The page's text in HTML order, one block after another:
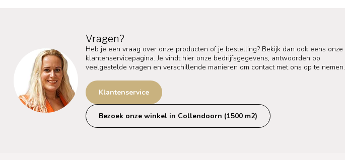
Vragen?
Heb je een vraag over onze producten of je bestelling? Bekijk dan ook eens onze
klantenservicepagina. Je vindt hier onze bedrijfsgegevens, antwoorden op
veelgestelde vragen en verschillende manieren om contact met ons op te nemen.
Klantenservice
Bezoek onze winkel in Collendoorn (1500 m2)